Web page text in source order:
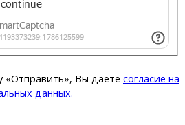
«Отправить», Вы даете согласие на
данных.